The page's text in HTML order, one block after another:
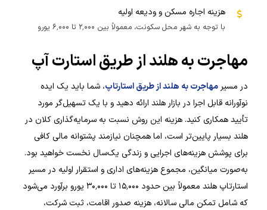
هزینه اجاره مسکن و ودیعه اولیه
با توجه به شهر محل سکونت، معمولاً بین ۲٬۰۰۰ تا ۶٬۰۰۰ یورو
مهاجرت به هلند از طریق استارت آپ
در مسیرمهاجرت به هلند از طریق استارتاپ، شما باید یک ایده
نوآورانه قابل اجرا در بازار هلند ارائه دهید و با یک تسهیل‌گر مورد
تأیید همکاری کنید. هزینه این روش نسبت به سرمایه‌گذاری کلان در
هلند بسیار پایین‌تر است، اما همچنان نیازمند پشتوانه مالی کافی
برای پوشش هزینه‌های اجرایی و زندگی یک‌سال نخست خواهید بود.
به‌صورت میانگین، مجموع هزینه‌های اداری و استقرار اولیه در مسیر
استارتاپ هلند معمولاً بین حدود ۱۵٬۰۰۰ تا ۳۰٬۰۰۰ یورو برآورد می‌شود
که شامل تمکن مالی سالانه، هزینه صدور اقامت، ثبت شرکت،